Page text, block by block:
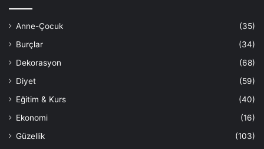
Anne-Çocuk
(35)
Burçlar
(34)
Dekorasyon
(68)
Diyet
(59)
Eğitim & Kurs
(40)
Ekonomi
(16)
Güzellik
(103)